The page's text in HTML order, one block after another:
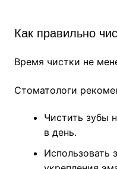
Как правильно
Время чистки не
Стоматологи
Чистить зубы
в день.
Использовать